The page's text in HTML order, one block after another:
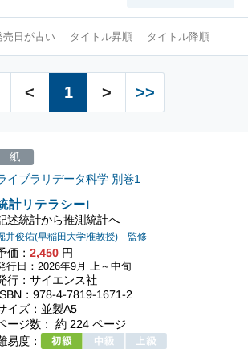
売日が古い タイトル昇順 タイトル降順
< 1 > >>
計リテラシーI
述統計から推測統計へ
イブラリデータ科学 別巻1
井俊佑(早稲田大学准教授) 監修
価：2,450 円
紙
行日：2026年9月 上～中旬
行：サイエンス社
：978-4-7819-1671-2
イズ：並製A5
ージ数： 約 224 ページ
易度：